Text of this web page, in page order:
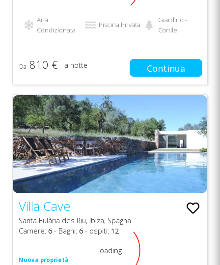
Aria
Condizionata
Piscina Privata
Giardino -
Cortile
Da 810 € a notte Continua
Villa Cave
Santa Eulària des Riu, Ibiza, Spagna
Camere: 6 - Bagni: 6 - ospiti: 12
Nuova proprietà
loading